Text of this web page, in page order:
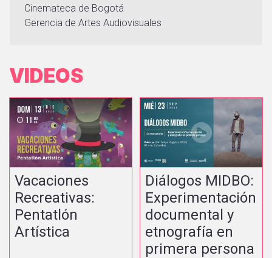
Cinemateca de Bogotá
Gerencia de Artes Audiovisuales
VIDEOS
Vacaciones
Recreativas:
Pentatlón
Artística
Diálogos MIDBO:
Experimentación
documental y
etnografía en
primera persona